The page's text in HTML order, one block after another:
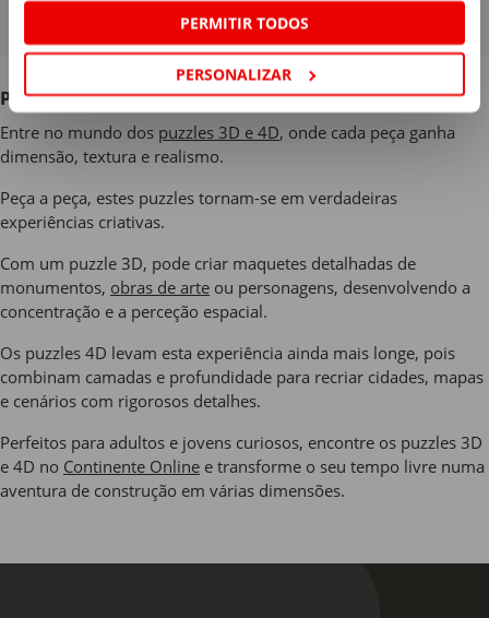
PERMITIR TODOS
PERSONALIZAR
Puzzles 3D e 4D no Continente
Entre no mundo dos puzzles 3D e 4D, onde cada peça ganha
dimensão, textura e realismo.
Peça a peça, estes puzzles tornam-se em verdadeiras
experiências criativas.
Com um puzzle 3D, pode criar maquetes detalhadas de
monumentos, obras de arte ou personagens, desenvolvendo a
concentração e a perceção espacial.
Os puzzles 4D levam esta experiência ainda mais longe, pois
combinam camadas e profundidade para recriar cidades, mapas
e cenários com rigorosos detalhes.
Perfeitos para adultos e jovens curiosos, encontre os puzzles 3D
e 4D no Continente Online e transforme o seu tempo livre numa
aventura de construção em várias dimensões.